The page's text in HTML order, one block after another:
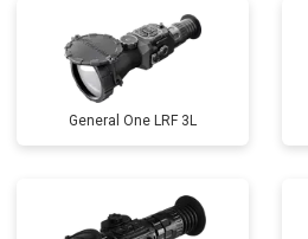
General One LRF 3L